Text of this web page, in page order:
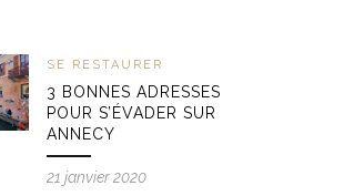
SE RESTAURER
3 BONNES ADRESSES
POUR S’ÉVADER SUR
ANNECY
21 janvier 2020